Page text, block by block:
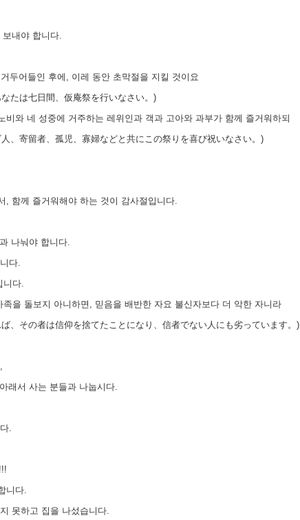
내야 합니다.
두어들인 후에, 이레 동안 초막절을 지킬 것이요
たは七日間、仮庵祭を行いなさい。)
와 네 성중에 거주하는 레위인과 객과 고아와 과부가 함께 즐거워하되
、寄留者、孤児、寡婦などと共にこの祭りを喜び祝いなさい。)
함께 즐거워해야 하는 것이 감사절입니다.
나눠야 합니다.
다.
다.
을 돌보지 아니하면, 믿음을 배반한 자요 불신자보다 더 악한 자니라
、その者は信仰を捨てたことになり、信者でない人にも劣っています。)
래서 사는 분들과 나눕시다.
.
니다.
못하고 집을 나섰습니다.